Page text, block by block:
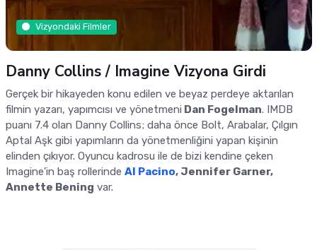
Vizyondaki Filmler
Danny Collins / Imagine Vizyona Girdi
Gerçek bir hikayeden konu edilen ve beyaz perdeye aktarılan
filmin yazarı, yapımcısı ve yönetmeni Dan Fogelman. IMDB
puanı 7.4 olan Danny Collins; daha önce Bolt, Arabalar, Çılgın
Aptal Aşk gibi yapımların da yönetmenliğini yapan kişinin
elinden çıkıyor. Oyuncu kadrosu ile de bizi kendine çeken
Imagine'in baş rollerinde Al Pacino, Jennifer Garner,
Annette Bening var.